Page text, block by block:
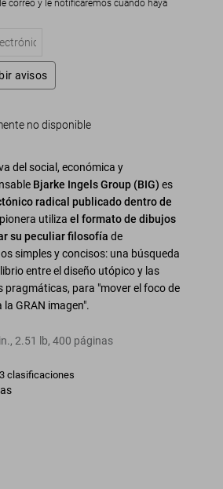
correo y le notificaremos cuando haya
avisos
no disponible
del social, económica y
Bjarke Ingels Group (BIG)es
radical publicado dentro de
pionera utilizael formato de dibujos
su peculiar filosofía de
simples y concisos: una búsqueda
entre el diseño utópico y las
pragmáticas, para "mover el foco de
la GRAN imagen".
in.,2.51 lb,400 páginas
3 clasificaciones